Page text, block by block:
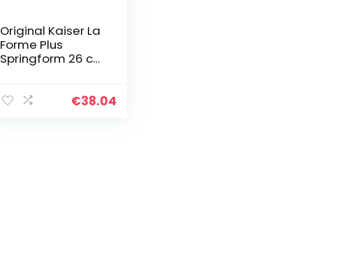
Original Kaiser La
Forme Plus
Springform 26 cm
Rohrboden,
€38.04